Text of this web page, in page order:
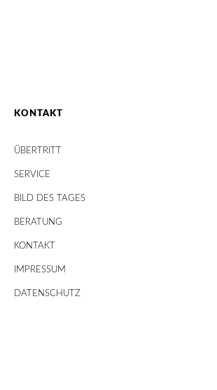
KONTAKT
ÜBERTRITT
SERVICE
BILD DES TAGES
BERATUNG
KONTAKT
IMPRESSUM
DATENSCHUTZ